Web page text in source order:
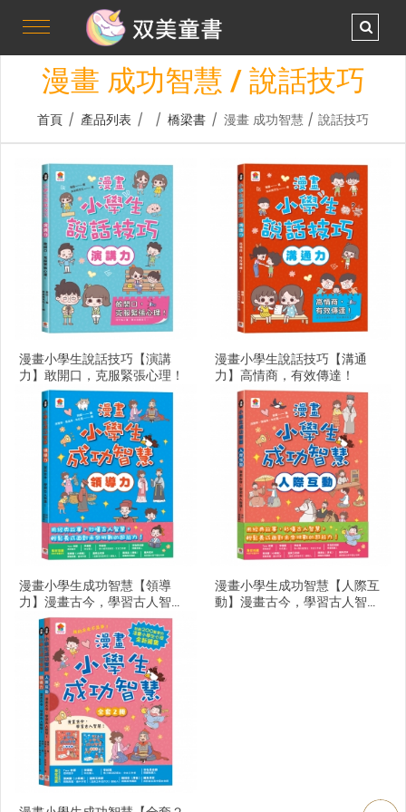
漫畫 成功智慧 / 說話技巧
首頁 / 產品列表 / / 橋梁書 / 漫畫 成功智慧 / 說話技巧
漫畫小學生說話技巧【演講
力】敢開口，克服緊張心理！
漫畫小學生說話技巧【溝通
力】高情商，有效傳達！
漫畫小學生成功智慧【領導
力】漫畫古今，學習古人智
慧！
漫畫小學生成功智慧【人際互
動】漫畫古今，學習古人智